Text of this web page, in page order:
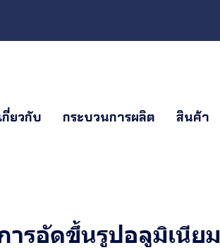
กี่ยวกับ กระบวนการผลิต สินค้า
ารอัดขึ้นรูปอลูมิเนียม